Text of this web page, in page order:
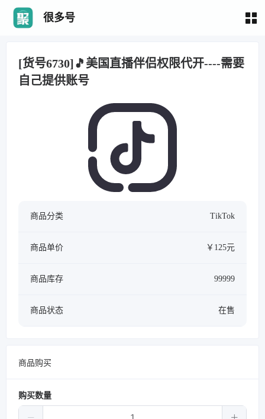
很多号
[货号6730]🎵美国直播伴侣权限代开----需要
自己提供账号
商品分类 TikTok
商品单价 ￥125元
商品库存 99999
商品状态 在售
商品购买
购买数量